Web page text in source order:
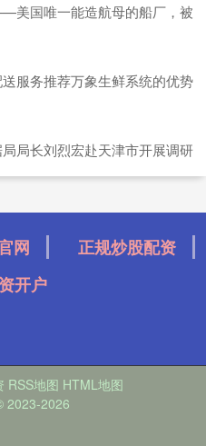
美国唯一能造航母的船厂，被
服务推荐万象生鲜系统的优势
局长刘烈宏赴天津市开展调研
网
正规炒股配资
开户
RSS地图 HTML地图
2023-2026